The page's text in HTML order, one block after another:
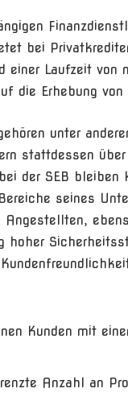
bei
einer Laufzeit
die Erhebung von
unter
stattdessen
der SEB
seines
Angestellten,
Kunden mit
Anzahl an